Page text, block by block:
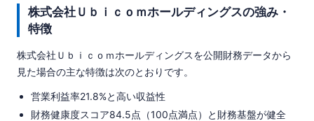
株式会社Ｕｂｉｃｏｍホールディングスの強み・
特徴
株式会社Ｕｂｉｃｏｍホールディングスを公開財務データから
見た場合の主な特徴は次のとおりです。
営業利益率21.8%と高い収益性
財務健康度スコア84.5点（100点満点）と財務基盤が健全